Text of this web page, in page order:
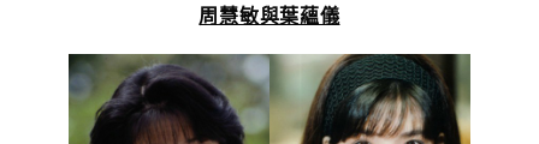
周慧敏與葉蘊儀